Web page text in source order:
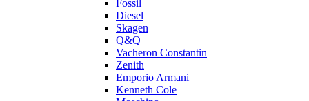
Fossil
Diesel
Skagen
Q&Q
Vacheron Constantin
Zenith
Emporio Armani
Kenneth Cole